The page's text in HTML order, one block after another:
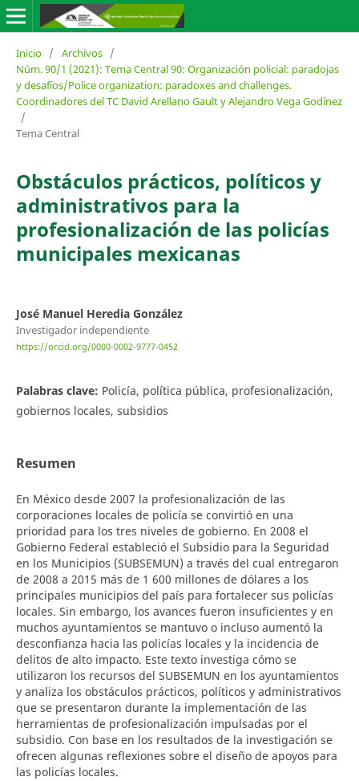
Inicio / Archivos /
Núm. 90/1 (2021): Tema Central 90: Organización policial: paradojas
y desafíos/Police organization: paradoxes and challenges.
Coordinadores del TC David Arellano Gault y Alejandro Vega Godínez
/
Tema Central
Obstáculos prácticos, políticos y
administrativos para la
profesionalización de las policías
municipales mexicanas
José Manuel Heredia González
Investigador independiente
https://orcid.org/0000-0002-9777-0452
Palabras clave: Policía, política pública, profesionalización,
gobiernos locales, subsidios
Resumen
En México desde 2007 la profesionalización de las
corporaciones locales de policía se convirtió en una
prioridad para los tres niveles de gobierno. En 2008 el
Gobierno Federal estableció el Subsidio para la Seguridad
en los Municipios (SUBSEMUN) a través del cual entregaron
de 2008 a 2015 más de 1 600 millones de dólares a los
principales municipios del país para fortalecer sus policías
locales. Sin embargo, los avances fueron insuficientes y en
muchos ayuntamientos se mantuvo o incluso aumentó la
desconfianza hacia las policías locales y la incidencia de
delitos de alto impacto. Este texto investiga cómo se
utilizaron los recursos del SUBSEMUN en los ayuntamientos
y analiza los obstáculos prácticos, políticos y administrativos
que se presentaron durante la implementación de las
herramientas de profesionalización impulsadas por el
subsidio. Con base en los resultados de la investigación se
ofrecen algunas reflexiones sobre el diseño de apoyos para
las policías locales.